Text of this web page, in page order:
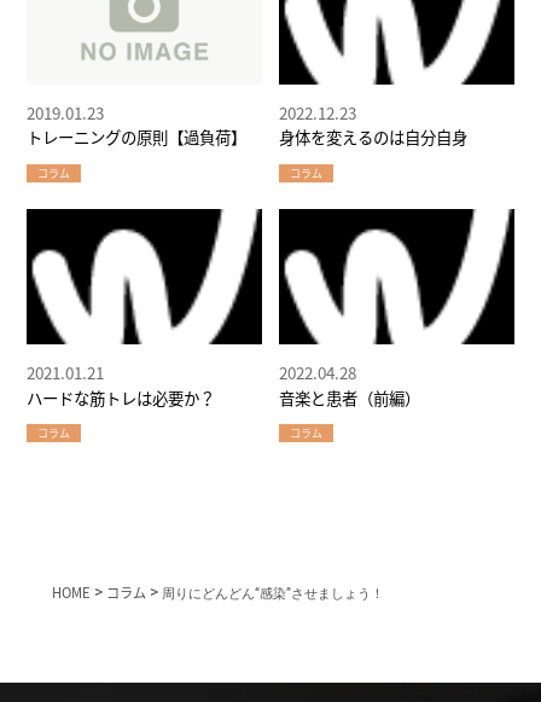
トレーニングの原則【過負荷】
2019.01.23
コラム
身体を変えるのは自分自身
2022.12.23
コラム
ハードな筋トレは必要か？
2021.01.21
コラム
音楽と患者（前編）
2022.04.28
コラム
HOME > コラム > 周りにどんどん“感染”させましょう！